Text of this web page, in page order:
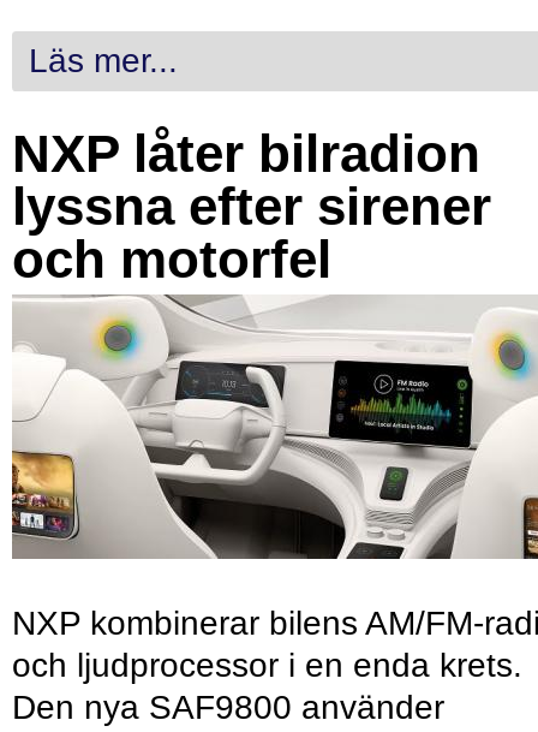
Läs mer...
NXP låter bilradion
lyssna efter sirener
och motorfel
NXP kombinerar bilens AM/FM-
och ljudprocessor i en enda krets.
Den nya SAF9800 använder